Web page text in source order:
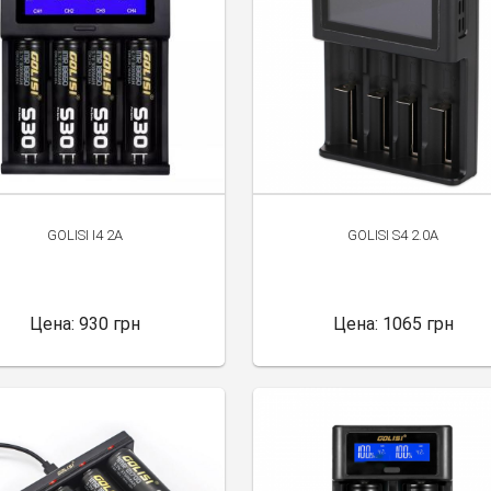
GOLISI I4 2A
Цена: 930 грн
GOLISI S4 2.0A
Цена: 1065 грн